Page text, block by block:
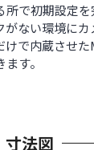
所で初期設定
がない環境に
けで内蔵させ
す。
寸法図